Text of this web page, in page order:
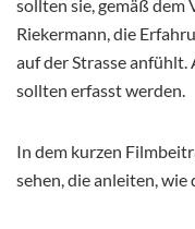
sollten sie, gemäß dem
Riekermann, die
auf der Strasse anfühlt.
sollten erfasst werden.
In dem kurzen
sehen, die anleiten, wie